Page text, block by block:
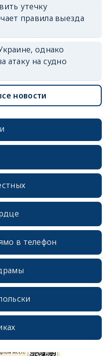
утечку
правила выезда
однако
атаку на судно
новости
в телефон